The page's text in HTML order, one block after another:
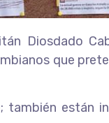
Diosdado
que
están